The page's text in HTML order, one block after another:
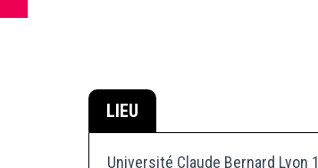
LIEU
Université Claude Bernard Lyon 1